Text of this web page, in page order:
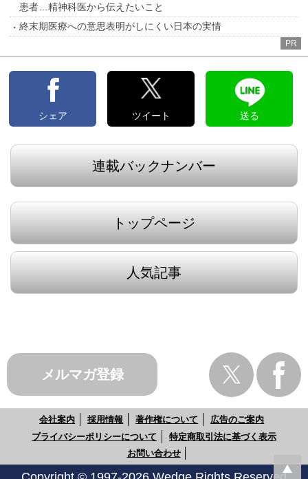
患者…精神科医から伝えたいこと
終末期医療への意思表明がしにくい日本の実情
PR
シェア ツイート 送る
連載バックナンバー
トップページ
人気記事
メルマガ登録
会社案内 採用情報 著作権について
広告のご案内
プライバシーポリシーについて
特定商取引法に基づく表示
お問い合わせ